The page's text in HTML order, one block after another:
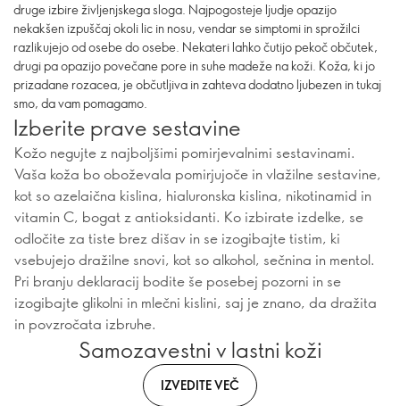
druge izbire življenjskega sloga. Najpogosteje ljudje opazijo
nekakšen izpuščaj okoli lic in nosu, vendar se simptomi in sprožilci
razlikujejo od osebe do osebe. Nekateri lahko čutijo pekoč občutek,
drugi pa opazijo povečane pore in suhe madeže na koži. Koža, ki jo
prizadane rozacea, je občutljiva in zahteva dodatno ljubezen in tukaj
smo, da vam pomagamo.
Izberite prave sestavine
Kožo negujte z najboljšimi pomirjevalnimi sestavinami.
Vaša koža bo oboževala pomirjujoče in vlažilne sestavine,
kot so azelaična kislina, hialuronska kislina, nikotinamid in
vitamin C, bogat z antioksidanti. Ko izbirate izdelke, se
odločite za tiste brez dišav in se izogibajte tistim, ki
vsebujejo dražilne snovi, kot so alkohol, sečnina in mentol.
Pri branju deklaracij bodite še posebej pozorni in se
izogibajte glikolni in mlečni kislini, saj je znano, da dražita
in povzročata izbruhe.
Samozavestni v lastni koži
IZVEDITE VEČ